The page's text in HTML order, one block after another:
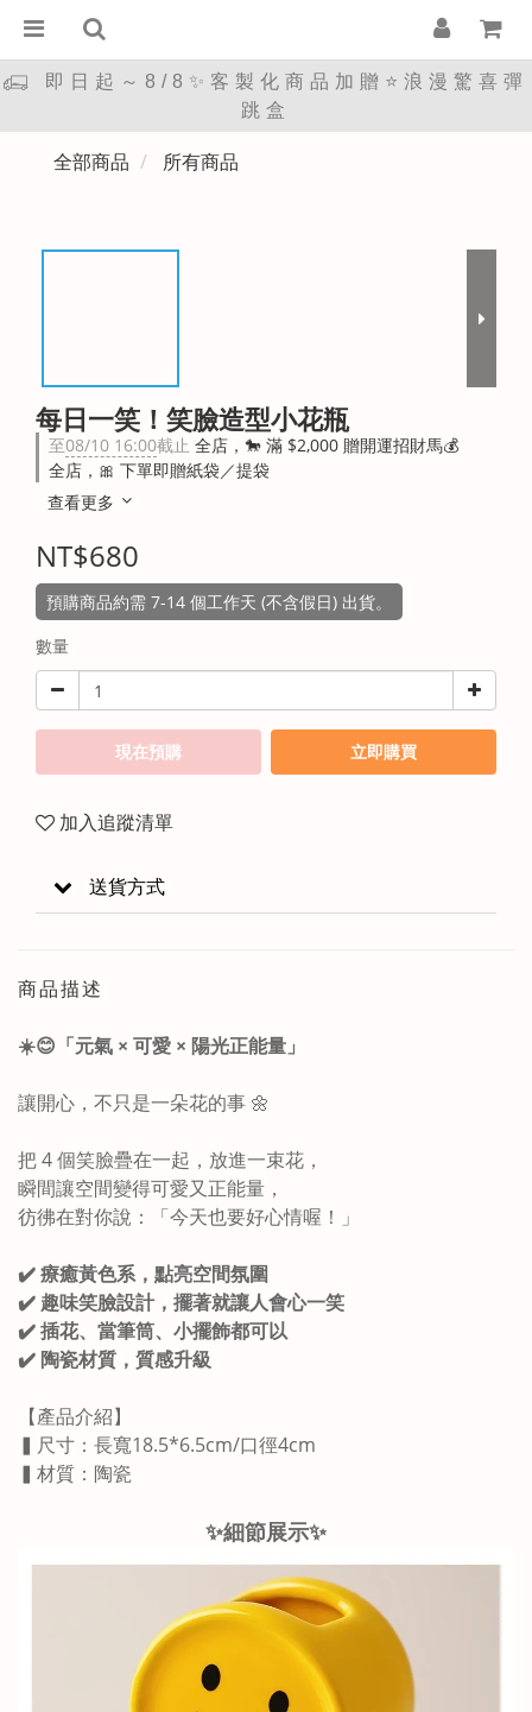
即日起～8/8✨客製化商品加贈⭐浪漫驚喜彈
跳盒
全部商品 所有商品
每日一笑！笑臉造型小花瓶
至08/10 16:00截止 全店，🐎 滿 $2,000 贈開運招財馬💰
全店，🎀 下單即贈紙袋／提袋
查看更多
NT$680
預購商品約需 7-14 個工作天 (不含假日) 出貨。
數量
現在預購 立即購買
加入追蹤清單
送貨方式
商品描述
☀️😊 「元氣 × 可愛 × 陽光正能量」
讓開心，不只是一朵花的事 🌼
把 4 個笑臉疊在一起，放進一束花，
瞬間讓空間變得可愛又正能量，
彷彿在對你說：「今天也要好心情喔！」
✔️ 療癒黃色系，點亮空間氛圍
✔️ 趣味笑臉設計，擺著就讓人會心一笑
✔️ 插花、當筆筒、小擺飾都可以
✔️ 陶瓷材質，質感升級
【產品介紹】
▍尺寸：長寬18.5*6.5cm/口徑4cm
▍材質：陶瓷
✨細節展示✨